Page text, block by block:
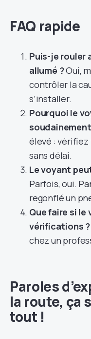
FAQ rapide
Puis-je rouler
allumé ?Oui,
contrôler la
s’installer.
Pourquoi le
élevé :
sans délai.
Le voyant
Parfois, oui.
regonflé un
Que faire si
vérifications ?
chez un
Paroles
la route, ça
tout !